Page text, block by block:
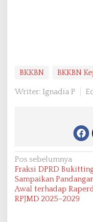
BKKBN BKKBN
Writer: Ignadia P
N
a
v
i
Pos sebelumnya
Fraksi DPRD
Sampaikan
Awal terhadap
RPJMD 2025–2029